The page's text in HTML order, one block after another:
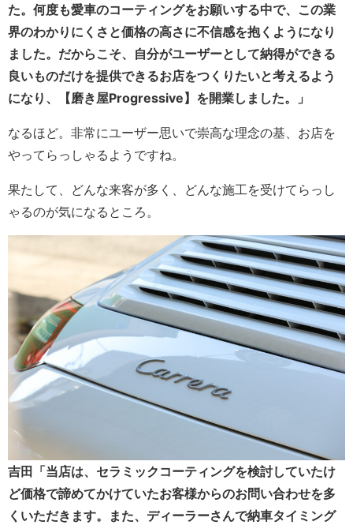
た。何度も愛車のコーティングをお願いする中で、この業
界のわかりにくさと価格の高さに不信感を抱くようになり
ました。だからこそ、自分がユーザーとして納得ができる
良いものだけを提供できるお店をつくりたいと考えるよう
になり、【磨き屋Progressive】を開業しました。」
なるほど。非常にユーザー思いで崇高な理念の基、お店を
やってらっしゃるようですね。
果たして、どんな来客が多く、どんな施工を受けてらっし
ゃるのが気になるところ。
吉田「当店は、セラミックコーティングを検討していたけ
ど価格で諦めてかけていたお客様からのお問い合わせを多
くいただきます。また、ディーラーさんで納車タイミング